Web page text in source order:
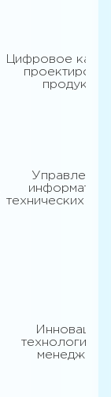
Цифровое
продукции
Управление
технических
Инновации